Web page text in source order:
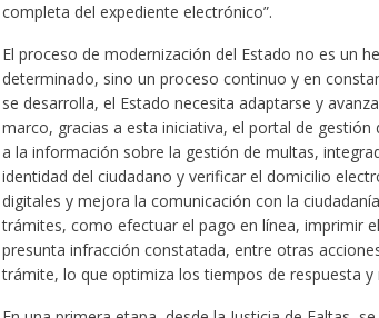
completa del expediente electrónico”.
El proceso de modernización del Estado no es un
determinado, sino un proceso continuo y en
se desarrolla, el Estado necesita adaptarse y
marco, gracias a esta iniciativa, el portal de
a la información sobre la gestión de multas,
identidad del ciudadano y verificar el domicilio
digitales y mejora la comunicación con la
trámites, como efectuar el pago en línea, imprimir
presunta infracción constatada, entre otras
trámite, lo que optimiza los tiempos de respuesta y